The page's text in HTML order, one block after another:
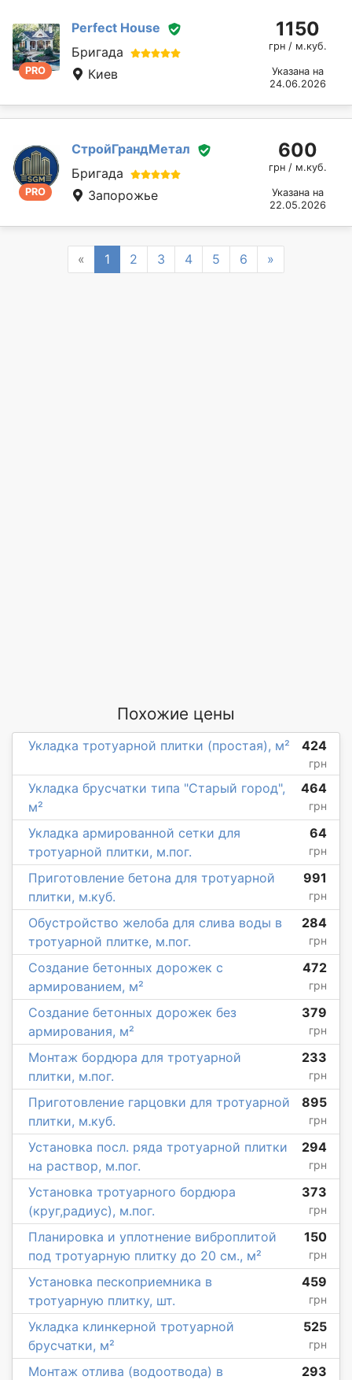
PRO
Perfect House
Бригада
Киев
1150
грн / м.куб.
Указана на
24.06.2026
PRO
СтройГрандМетал
Бригада
Запорожье
600
грн / м.куб.
Указана на
22.05.2026
« Previous
1 2 3 4 5 6 »
Похожие цены
Укладка тротуарной плитки (простая), м² 424
грн
Укладка брусчатки типа "Старый город",
м²
464
грн
Укладка армированной сетки для
тротуарной плитки, м.пог.
64
грн
Приготовление бетона для тротуарной
плитки, м.куб.
991
грн
Обустройство желоба для слива воды в
тротуарной плитке, м.пог.
284
грн
Создание бетонных дорожек с
армированием, м²
472
грн
Создание бетонных дорожек без
армирования, м²
379
грн
Монтаж бордюра для тротуарной
плитки, м.пог.
233
грн
Приготовление гарцовки для тротуарной
плитки, м.куб.
895
грн
Установка посл. ряда тротуарной плитки
на раствор, м.пог.
294
грн
Установка тротуарного бордюра
(круг,радиус), м.пог.
373
грн
Планировка и уплотнение виброплитой
под тротуарную плитку до 20 см., м²
150
грн
Установка пескоприемника в
тротуарную плитку, шт.
459
грн
Укладка клинкерной тротуарной
брусчатки, м²
525
грн
Монтаж отлива (водоотвода) в
293